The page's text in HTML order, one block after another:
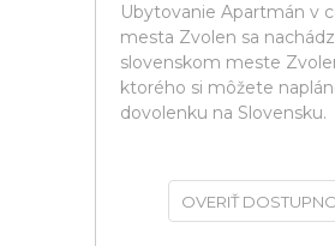
Ubytovanie Apartmán v
mesta Zvolen sa
slovenskom meste
ktorého si môžete
dovolenku na Slovensku.
OVERIŤ